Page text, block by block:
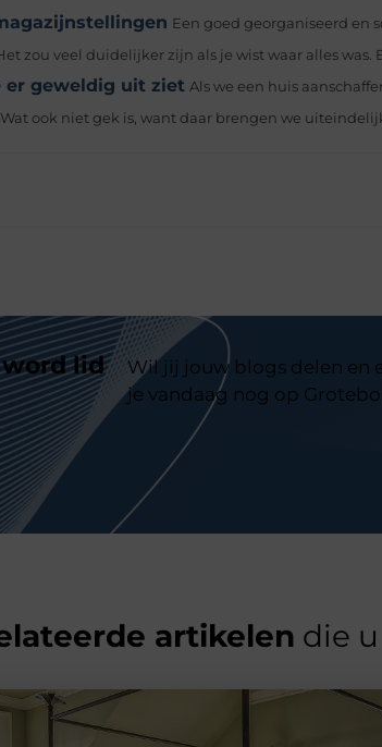
Een goed georganiseerd en
zou veel duidelijker zijn als je wist waar alles was.
er geweldig uit ziet Als we een huis
ook niet gek is, want daar brengen we
lid
Wil jij jouw blogs delen en
je vandaag nog op
artikelen die